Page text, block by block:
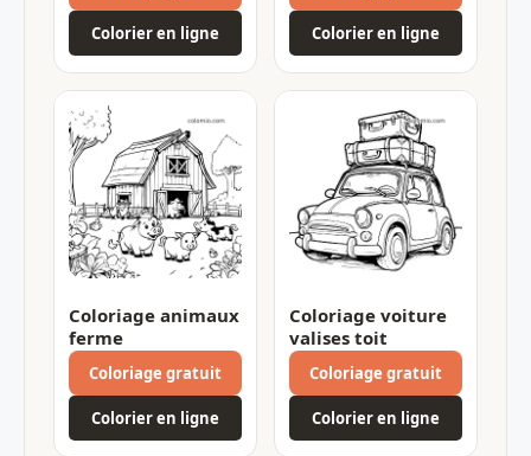
Colorier en ligne Colorier en ligne
Coloriage animaux
ferme
Coloriage gratuit
Colorier en ligne
Coloriage voiture
valises toit
Coloriage gratuit
Colorier en ligne